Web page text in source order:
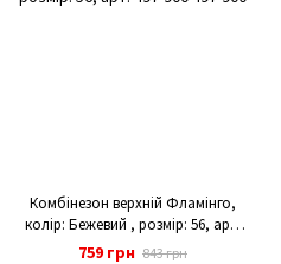
Комбінезон верхній Фламінго,
колір: Бежевий , розмір: 56, арт.
497-900
759 грн 843 грн